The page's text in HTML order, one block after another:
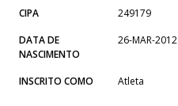
CIPA
249179
DATA DE
NASCIMENTO
26-MAR-2012
INSCRITO COMO Atleta